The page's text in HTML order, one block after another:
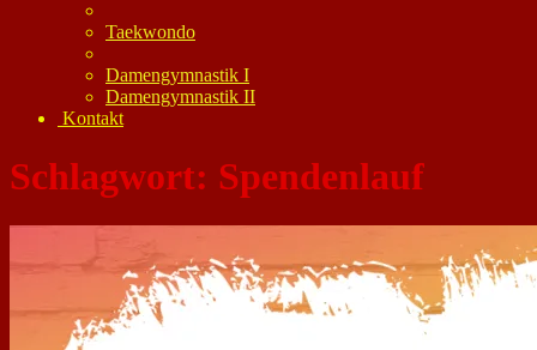
Taekwondo
Damengymnastik I
Damengymnastik II
Kontakt
Schlagwort: Spendenlauf